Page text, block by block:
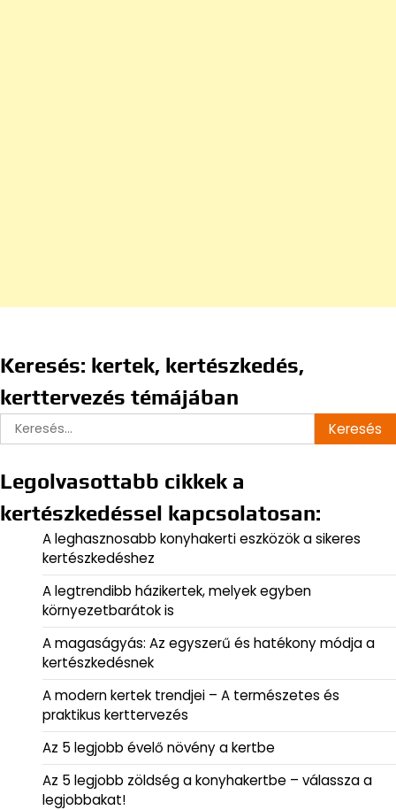
Keresés: kertek, kertészkedés,
kerttervezés témájában
Keresés:
Legolvasottabb cikkek a
kertészkedéssel kapcsolatosan:
A leghasznosabb konyhakerti eszközök a sikeres
kertészkedéshez
A legtrendibb házikertek, melyek egyben
környezetbarátok is
A magaságyás: Az egyszerű és hatékony módja a
kertészkedésnek
A modern kertek trendjei – A természetes és
praktikus kerttervezés
Az 5 legjobb évelő növény a kertbe
Az 5 legjobb zöldség a konyhakertbe – válassza a
legjobbakat!